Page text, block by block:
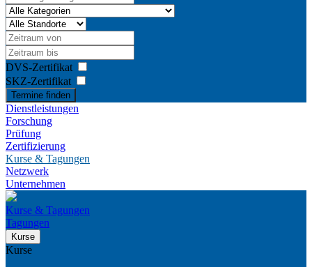
DVS-Zertifikat
SKZ-Zertifikat
Termine finden
Dienstleistungen
Forschung
Prüfung
Zertifizierung
Kurse & Tagungen
Netzwerk
Unternehmen
Kurse & Tagungen
Tagungen
Kurse
Kurse